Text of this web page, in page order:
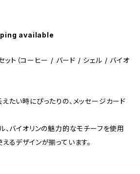
available
ット（コーヒー / バード / シェル / バイオ
たい時にぴったりの、メッセージカード
、バイオリンの魅力的なモチーフを使用
るデザインが揃っています。